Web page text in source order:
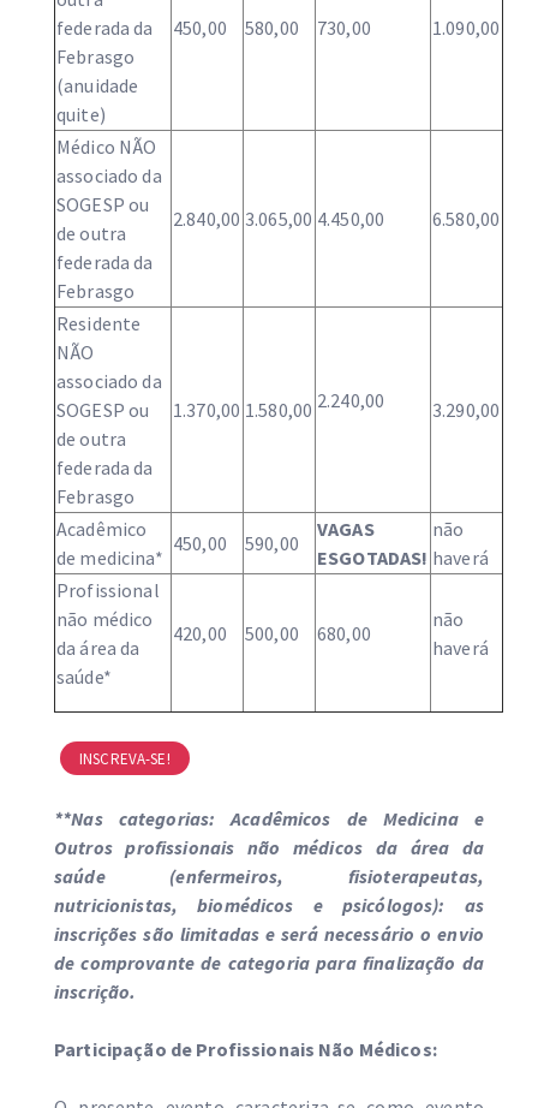
federada da
Febrasgo
(anuidade
quite)
450,00 580,00 730,00 1.090,00
Médico NÃO
associado da
SOGESP ou
de outra
federada da
Febrasgo
2.840,00 3.065,00 4.450,00 6.580,00
Residente
NÃO
associado da
SOGESP ou
de outra
federada da
Febrasgo
1.370,00 1.580,00 2.240,00 3.290,00
Acadêmico
de medicina*
450,00 590,00
VAGAS
ESGOTADAS!
não
haverá
Profissional
não médico
da área da
saúde*
420,00 500,00 680,00
não
haverá
INSCREVA-SE!
**Nas categorias: Acadêmicos de Medicina e
Outros profissionais não médicos da área da
saúde (enfermeiros, fisioterapeutas,
nutricionistas, biomédicos e psicólogos): as
inscrições são limitadas e será necessário o envio
de comprovante de categoria para finalização da
inscrição.
Participação de Profissionais Não Médicos: